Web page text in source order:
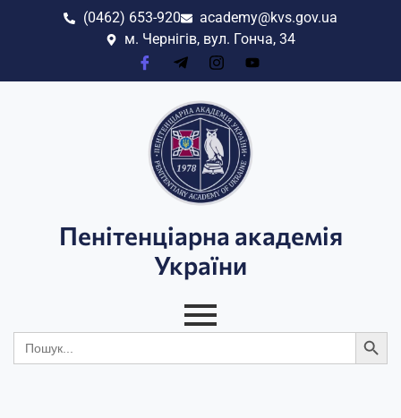
(0462) 653-920
academy@kvs.gov.ua
м. Чернігів, вул. Гонча, 34
Пенітенціарна академія
України
Search
for: